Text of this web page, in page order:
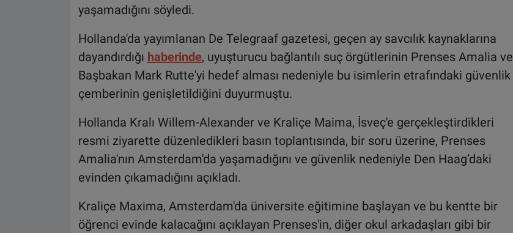
yaşamadığını söyledi.
Hollanda'da yayımlanan De Telegraaf gazetesi, geçen ay savcılık kaynaklarına
dayandırdığı haberinde, uyuşturucu bağlantılı suç örgütlerinin Prenses Amalia ve
Başbakan Mark Rutte'yi hedef alması nedeniyle bu isimlerin etrafındaki güvenlik
çemberinin genişletildiğini duyurmuştu.
Hollanda Kralı Willem-Alexander ve Kraliçe Maima, İsveç'e gerçekleştirdikleri
resmi ziyarette düzenledikleri basın toplantısında, bir soru üzerine, Prenses
Amalia'nın Amsterdam'da yaşamadığını ve güvenlik nedeniyle Den Haag’daki
evinden çıkamadığını açıkladı.
Kraliçe Maxima, Amsterdam'da üniversite eğitimine başlayan ve bu kentte bir
öğrenci evinde kalacağını açıklayan Prenses'in, diğer okul arkadaşları gibi bir